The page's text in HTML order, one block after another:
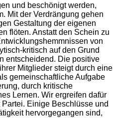
und beschönigt werden,
Mit der Verdrängung gehen
Gestaltung der eigenen
flöten. Anstatt den Schein zu
von
kritisch auf den Grund
entscheidend. Die positive
Mitglieder steigt durch eine
gemeinschaftliche Aufgabe
durch kritische
Lernen. Wir ergreifen dafür
Einige Beschlüsse und
hervorgegangen sind,